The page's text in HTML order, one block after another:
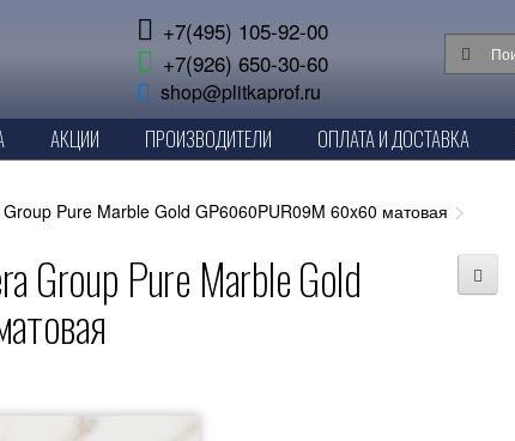
+7(495) 105-92-00
+7(926) 650-30-60
shop@plitkaprof.ru
АКЦИИ ПРОИЗВОДИТЕЛИ ОПЛАТА И ДОСТАВКА
Pure Marble Gold GP6060PUR09M 60x60 матовая
Group Pure Marble Gold